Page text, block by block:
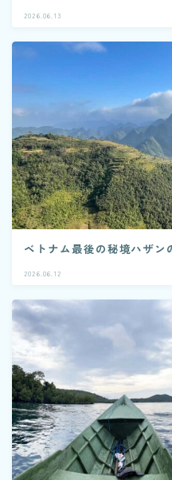
2026.06.13
ベトナム最後の秘境ハザン
2026.06.12